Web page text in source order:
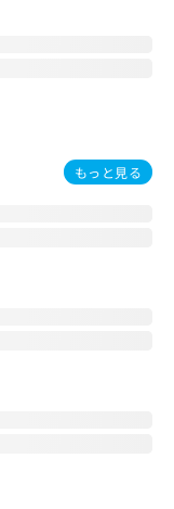
もっと見る